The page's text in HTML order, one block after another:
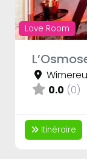
Love Room
0.0 (0)
Itinéraire